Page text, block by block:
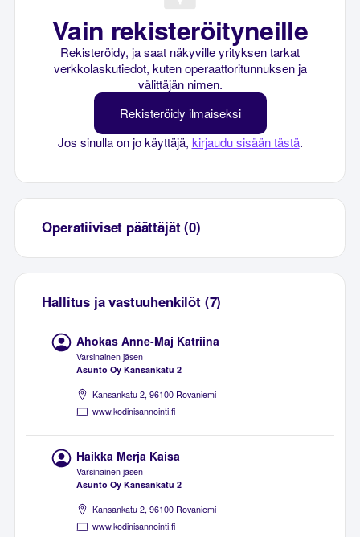
Vain rekisteröityneille
Rekisteröidy, ja saat näkyville yrityksen tarkat
verkkolaskutiedot, kuten operaattoritunnuksen ja
välittäjän nimen.
Rekisteröidy ilmaiseksi
Jos sinulla on jo käyttäjä, kirjaudu sisään tästä.
Operatiiviset päättäjät (0)
Hallitus ja vastuuhenkilöt (7)
Ahokas Anne-Maj Katriina
Varsinainen jäsen
Asunto Oy Kansankatu 2
Kansankatu 2, 96100 Rovaniemi
www.kodinisannointi.fi
Haikka Merja Kaisa
Varsinainen jäsen
Asunto Oy Kansankatu 2
Kansankatu 2, 96100 Rovaniemi
www.kodinisannointi.fi